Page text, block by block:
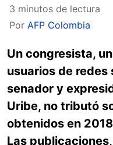
3 minutos de lectura
Por AFP Colombia
Un congresista,
usuarios de redes
senador y
Uribe, no tributó
obtenidos en
Las